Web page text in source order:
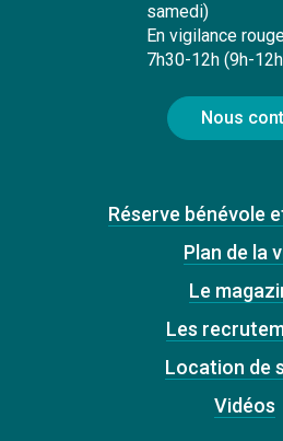
samedi)
En vigilance
7h30-12h (9h-
Nous
Réserve bénévole
Plan de la
Le
Les
Location de
Vidéos